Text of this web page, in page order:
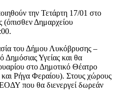
την Τετάρτη 17/01 στο
Δημαρχείου
του Δήμου Λυκόβρυσης –
Υγείας και θα
στο Δημοτικό Θέατρο
Ρήγα Φεραίου). Στους χώρους
που θα διενεργεί δωρεάν